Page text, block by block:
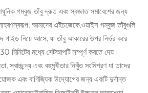
গম্বুজ তাঁবু দ্রুত এবং স্বজ্ঞাত সমাবেশের জন্য
আমাদের এইচজেকে.ওয়াইস গম্বুজ তাঁবুগুলি
গাইড নিয়ে আসে, যা তাঁবু আকারের উপর নির্ভর করে
মিনিটের মধ্যে সেটআপটি সম্পূর্ণ করতে দেয়।
স্বাচ্ছন্দ্য এবং বহুমুখীতার নিখুঁত সংমিশ্রণ যা তাদের
এবং বাণিজ্যিক উদ্যোগের জন্য একটি দুর্দান্ত